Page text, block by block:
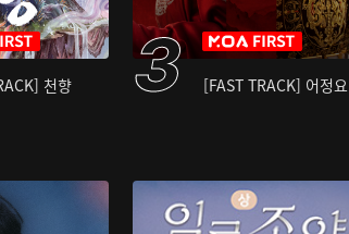
천향 [FAST TRACK] 어정요